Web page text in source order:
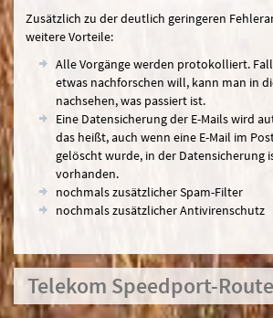
Zusätzlich zu der deutlich geringeren
weitere Vorteile:
Alle Vorgänge werden protokolliert.
etwas nachforschen will, kann man in
nachsehen, was passiert ist.
Eine Datensicherung der E-Mails wird
das heißt, auch wenn eine E-Mail im
gelöscht wurde, in der Datensicherung
vorhanden.
nochmals zusätzlicher Spam-Filter
nochmals zusätzlicher Antivirenschutz
Telekom Speedport-